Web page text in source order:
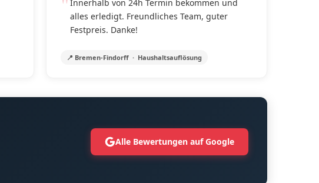
Innerhalb von 24h Termin bekommen und
alles erledigt. Freundliches Team, guter
Festpreis. Danke!
📍 Bremen-Findorff · Haushaltsauflösung
Alle Bewertungen auf Google